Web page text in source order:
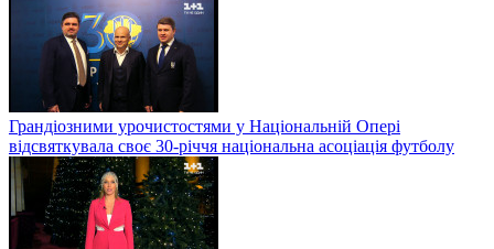
Грандіозними урочистостями у Національній Опері
відсвяткувала своє 30-річчя національна асоціація футболу